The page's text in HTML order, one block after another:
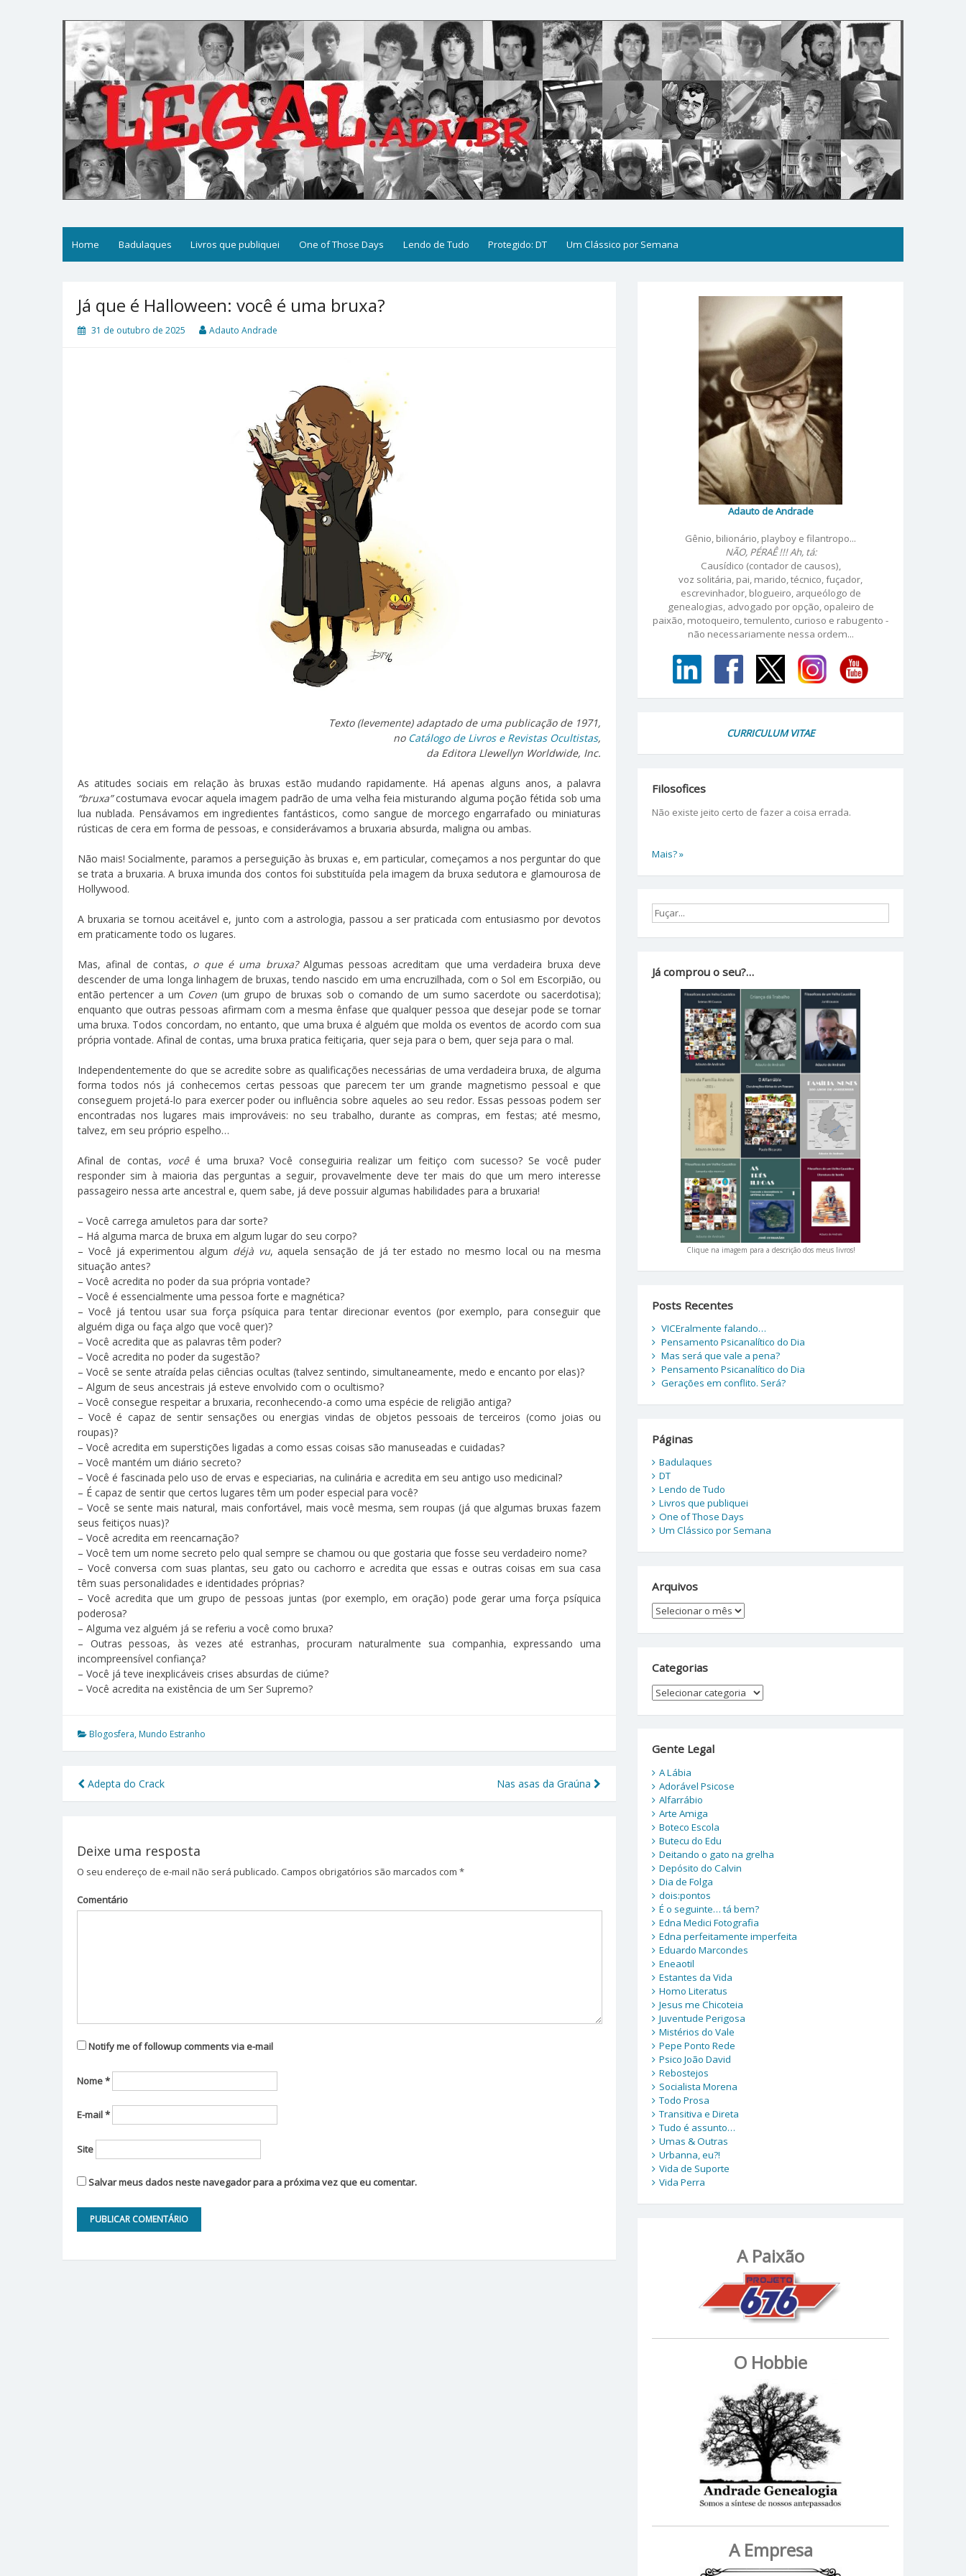
Home Badulaques Livros que publiquei One of Those Days Lendo de Tudo Protegido: DT Um Clássico por Semana
Já que é Halloween: você é uma bruxa?
31 de outubro de 2025 Adauto Andrade
Texto (levemente) adaptado de uma publicação de 1971,
no Catálogo de Livros e Revistas Ocultistas,
da Editora Llewellyn Worldwide, Inc.
As atitudes sociais em relação às bruxas estão mudando rapidamente. Há apenas alguns anos, a palavra
“bruxa”costumava evocar aquela imagem padrão de uma velha feia misturando alguma poção fétida sob uma
lua nublada. Pensávamos em ingredientes fantásticos, como sangue de morcego engarrafado ou miniaturas
rústicas de cera em forma de pessoas, e considerávamos a bruxaria absurda, maligna ou ambas.
Não mais! Socialmente, paramos a perseguição às bruxas e, em particular, começamos a nos perguntar do que
se trata a bruxaria. A bruxa imunda dos contos foi substituída pela imagem da bruxa sedutora e glamourosa de
Hollywood.
A bruxaria se tornou aceitável e, junto com a astrologia, passou a ser praticada com entusiasmo por devotos
em praticamente todo os lugares.
Mas, afinal de contas, o que é uma bruxa?Algumas pessoas acreditam que uma verdadeira bruxa deve
descender de uma longa linhagem de bruxas, tendo nascido em uma encruzilhada, com o Sol em Escorpião, ou
então pertencer a um Coven (um grupo de bruxas sob o comando de um sumo sacerdote ou sacerdotisa);
enquanto que outras pessoas afirmam com a mesma ênfase que qualquer pessoa que desejar pode se tornar
uma bruxa. Todos concordam, no entanto, que uma bruxa é alguém que molda os eventos de acordo com sua
própria vontade. Afinal de contas, uma bruxa pratica feitiçaria, quer seja para o bem, quer seja para o mal.
Independentemente do que se acredite sobre as qualificações necessárias de uma verdadeira bruxa, de alguma
forma todos nós já conhecemos certas pessoas que parecem ter um grande magnetismo pessoal e que
conseguem projetá-lo para exercer poder ou influência sobre aqueles ao seu redor. Essas pessoas podem ser
encontradas nos lugares mais improváveis: no seu trabalho, durante as compras, em festas; até mesmo,
talvez, em seu próprio espelho…
Afinal de contas, vocêé uma bruxa? Você conseguiria realizar um feitiço com sucesso? Se você puder
responder sim à maioria das perguntas a seguir, provavelmente deve ter mais do que um mero interesse
passageiro nessa arte ancestral e, quem sabe, já deve possuir algumas habilidades para a bruxaria!
– Você carrega amuletos para dar sorte?
– Há alguma marca de bruxa em algum lugar do seu corpo?
– Você já experimentou algum déjà vu, aquela sensação de já ter estado no mesmo local ou na mesma
situação antes?
– Você acredita no poder da sua própria vontade?
– Você é essencialmente uma pessoa forte e magnética?
– Você já tentou usar sua força psíquica para tentar direcionar eventos (por exemplo, para conseguir que
alguém diga ou faça algo que você quer)?
– Você acredita que as palavras têm poder?
– Você acredita no poder da sugestão?
– Você se sente atraída pelas ciências ocultas (talvez sentindo, simultaneamente, medo e encanto por elas)?
– Algum de seus ancestrais já esteve envolvido com o ocultismo?
– Você consegue respeitar a bruxaria, reconhecendo-a como uma espécie de religião antiga?
– Você é capaz de sentir sensações ou energias vindas de objetos pessoais de terceiros (como joias ou
roupas)?
– Você acredita em superstições ligadas a como essas coisas são manuseadas e cuidadas?
– Você mantém um diário secreto?
– Você é fascinada pelo uso de ervas e especiarias, na culinária e acredita em seu antigo uso medicinal?
– É capaz de sentir que certos lugares têm um poder especial para você?
– Você se sente mais natural, mais confortável, mais você mesma, sem roupas (já que algumas bruxas fazem
seus feitiços nuas)?
– Você acredita em reencarnação?
– Você tem um nome secreto pelo qual sempre se chamou ou que gostaria que fosse seu verdadeiro nome?
– Você conversa com suas plantas, seu gato ou cachorro e acredita que essas e outras coisas em sua casa
têm suas personalidades e identidades próprias?
– Você acredita que um grupo de pessoas juntas (por exemplo, em oração) pode gerar uma força psíquica
poderosa?
– Alguma vez alguém já se referiu a você como bruxa?
– Outras pessoas, às vezes até estranhas, procuram naturalmente sua companhia, expressando uma
incompreensível confiança?
– Você já teve inexplicáveis crises absurdas de ciúme?
– Você acredita na existência de um Ser Supremo?
Blogosfera, Mundo Estranho
Navegação
Post
Adepta do Crack Nas asas da Graúna
Deixe uma resposta
O seu endereço de e-mail não será publicado. Campos obrigatórios são marcados com *
Comentário
Notify me of followup comments via e-mail
Nome*
E-mail*
Site
Salvar meus dados neste navegador para a próxima vez que eu comentar.
Adauto de Andrade
Gênio, bilionário, playboy e filantropo...
NÃO, PÉRAÊ !!! Ah, tá:
Causídico (contador de causos),
voz solitária, pai, marido, técnico, fuçador,
escrevinhador, blogueiro, arqueólogo de
genealogias, advogado por opção, opaleiro de
paixão, motoqueiro, temulento, curioso e rabugento -
não necessariamente nessa ordem...
CURRICULUM VITAE
Filosofices
Não existe jeito certo de fazer a coisa errada.
Mais? »
Já comprou o seu?…
Clique na imagem para a descrição dos meus livros!
Posts Recentes
VICEralmente falando…
Pensamento Psicanalítico do Dia
Mas será que vale a pena?
Pensamento Psicanalítico do Dia
Gerações em conflito. Será?
Páginas
Badulaques
DT
Lendo de Tudo
Livros que publiquei
One of Those Days
Um Clássico por Semana
Arquivos
Arquivos
Categorias
Categorias
Gente Legal
A Lábia
Adorável Psicose
Alfarrábio
Arte Amiga
Boteco Escola
Butecu do Edu
Deitando o gato na grelha
Depósito do Calvin
Dia de Folga
dois:pontos
É o seguinte… tá bem?
Edna Medici Fotografia
Edna perfeitamente imperfeita
Eduardo Marcondes
Eneaotil
Estantes da Vida
Homo Literatus
Jesus me Chicoteia
Juventude Perigosa
Mistérios do Vale
Pepe Ponto Rede
Psico João David
Rebostejos
Socialista Morena
Todo Prosa
Transitiva e Direta
Tudo é assunto…
Umas & Outras
Urbanna, eu?!
Vida de Suporte
Vida Perra
A Paixão
O Hobbie
A Empresa